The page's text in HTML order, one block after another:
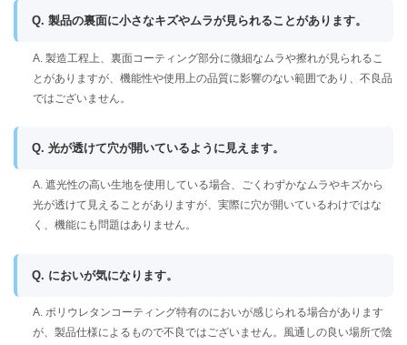
Q. 製品の裏面に小さなキズやムラが見られることがあります。
A. 製造工程上、裏面コーティング部分に微細なムラや擦れが見られるこ
とがありますが、機能性や使用上の品質に影響のない範囲であり、不良品
ではございません。
Q. 光が透けて穴が開いているように見えます。
A. 遮光性の高い生地を使用している場合、ごくわずかなムラやキズから
光が透けて見えることがありますが、実際に穴が開いているわけではな
く、機能にも問題はありません。
Q. においが気になります。
A. ポリウレタンコーティング特有のにおいが感じられる場合があります
が、製品仕様によるもので不良ではございません。風通しの良い場所で陰